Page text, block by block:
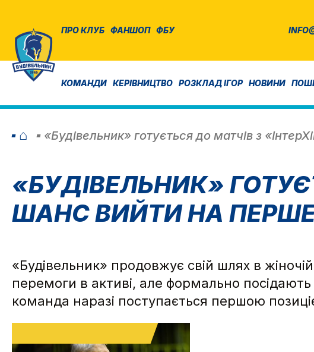
ПРО КЛУБ ФАНШОП ФБУ
КОМАНДИ КЕРІВНИЦТВО РОЗКЛАД ІГОР НОВИНИ
⌂ «Будівельник» готується до матчів з
«БУДІВЕЛЬНИК»
ШАНС ВИЙТИ НА
«Будівельник» продовжує свій шлях в жіночій
перемоги в активі, але формально
команда наразі поступається першою